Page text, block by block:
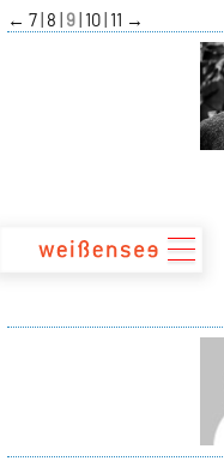
zum
Inhalt
← 7 8 9 10 11 →